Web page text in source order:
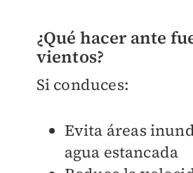
¿Qué hacer ante
vientos?
Si conduces:
Evita áreas
agua estancada